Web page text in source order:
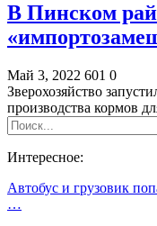
В Пинском
Май 3, 2022 601 0
Зверохозяйство
производства кормов
Интересное:
Автобус и грузовик
…